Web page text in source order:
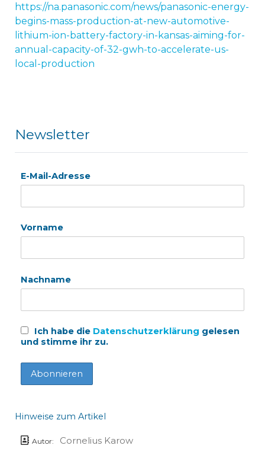
https://na.panasonic.com/news/panasonic-energy-
begins-mass-production-at-new-automotive-
lithium-ion-battery-factory-in-kansas-aiming-for-
annual-capacity-of-32-gwh-to-accelerate-us-
local-production
Newsletter
E-Mail-Adresse
Vorname
Nachname
Ich habe die Datenschutzerklärung gelesen
und stimme ihr zu.
Hinweise zum Artikel
Autor: Cornelius Karow